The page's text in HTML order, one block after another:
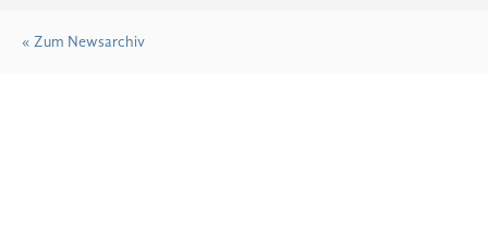
« Zum Newsarchiv